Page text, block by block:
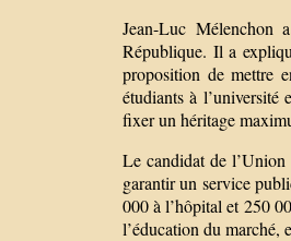
Jean-Luc Mélenchon
République. Il a
proposition de mettre
étudiants à l’université
fixer un héritage
Le candidat de
garantir un service
000 à l’hôpital et 250
l’éducation du marché,